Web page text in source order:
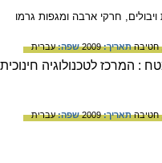
חרקי ארבה ומגפות גרמו
חטיבהתאריך:2009 שפה:עברית
חטיבהתאריך:2009 שפה:עברית